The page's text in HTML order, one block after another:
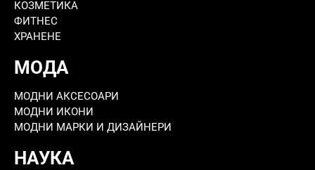
КОЗМЕТИКА
ФИТНЕС
ХРАНЕНЕ
МОДА
МОДНИ АКСЕСОАРИ
МОДНИ ИКОНИ
МОДНИ МАРКИ И ДИЗАЙНЕРИ
НАУКА